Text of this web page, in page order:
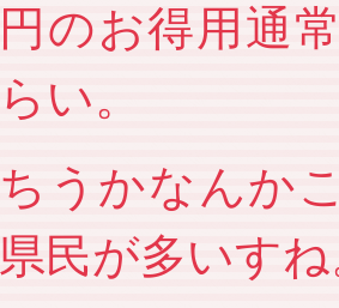
円のお得用通
らい。
ちうかなんか
県民が多いす